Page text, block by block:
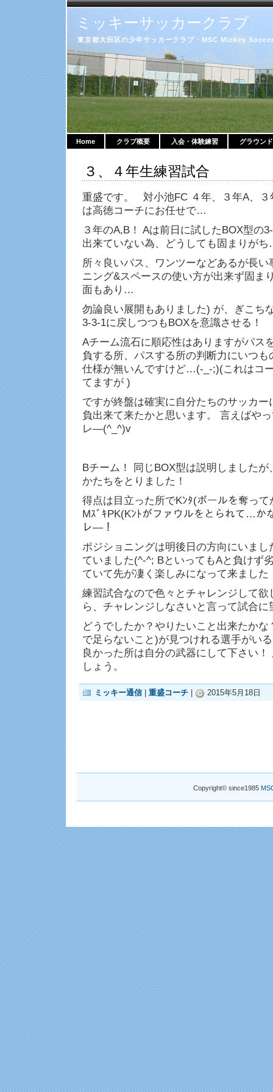
ミッキーサッカークラブ
東京都大田区の少年サッカークラブ・MSC Mickey
Home クラブ概要 入会・体験練習 グラウン
３、４年生練習試合
重盛です。 対小池FC ４年、３年A、３
は高徳コーチにお任せで…
３年のA,B！ Aは前日に試したBOX型の
出来ていない為、どうしても固まりが
所々良いパス、ワンツーなどあるが長
ニング&スペースの使い方が出来ず固ま
面もあり…
勿論良い展開もありました) が、ぎこち
3-3-1に戻しつつもBOXを意識させる！
Aチーム流石に順応性はありますがパス
負する所、パスする所の判断力にいつ
仕様が無いんですけど…(-_-;)(これはコ
てますが )
ですが終盤は確実に自分たちのサッカ
負出来て来たかと思います。 言えばや
レ―(^_^)v
Bチーム！ 同じBOX型は説明しました
かたちをとりました！
得点は目立った所でKﾝﾀ(ボールを奪っ
MｽﾞｷPK(Kﾝﾄがファウルをとられて…か
レ―！
ポジショニングは明後日の方向にいま
ていました(^-^; BといってもAと負けず
ていて先が凄く楽しみになって来ました
練習試合なので色々とチャレンジして
ら、チャレンジしなさいと言って試合
どうでしたか？やりたいこと出来たか
で足らないこと)が見つけれる選手がい
良かった所は自分の武器にして下さい
しょう。
ミッキー通信 重盛コーチ 2015年5月18日
Copyright© since1985